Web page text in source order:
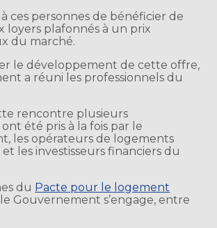
ces personnes de bénéficier de
loyers plafonnés à un prix
du marché.
le développement de cette offre,
a réuni les professionnels du
rencontre plusieurs
été pris à la fois par le
les opérateurs de logements
les investisseurs financiers du
du Pacte pour le logement
le Gouvernement s’engage, entre